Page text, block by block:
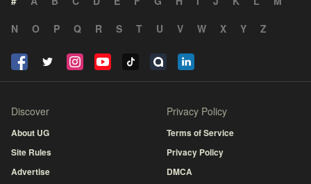
N
O P Q R S T U V W X Y Z
Discover
About UG
Site Rules
Advertise
Privacy Policy
Terms of Service
Privacy Policy
DMCA